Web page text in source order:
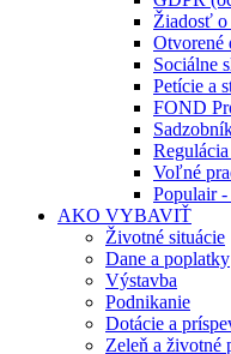
Žiadosť o
Otvorené
Sociálne
Petície a
FOND
Voľné
Populair
AKO VYBAVIŤ
Životné situácie
Dane a poplatky
Výstavba
Podnikanie
Dotácie a
Zeleň a životné